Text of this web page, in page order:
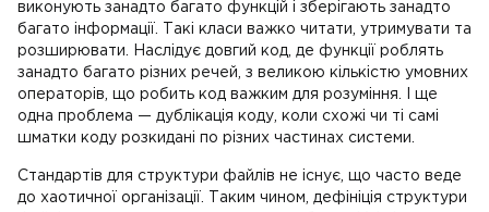
виконують занадто багато функцій і зберігають занадто
багато інформації. Такі класи важко читати, утримувати та
розширювати. Наслідує довгий код, де функції роблять
занадто багато різних речей, з великою кількістю умовних
операторів, що робить код важким для розуміння. І ще
одна проблема — дублікація коду, коли схожі чи ті самі
шматки коду розкидані по різних частинах системи.
Стандартів для структури файлів не існує, що часто веде
до хаотичної організації. Таким чином, дефініція структури